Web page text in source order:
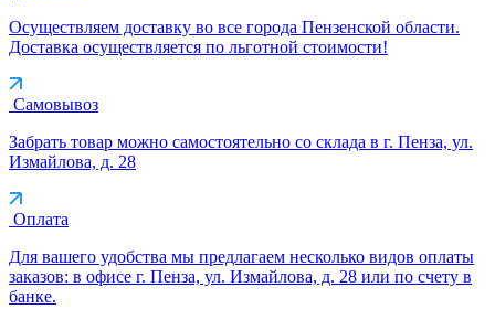
Осуществляем доставку во все города Пензенской области.
Доставка осуществляется по льготной стоимости!
Самовывоз
Забрать товар можно самостоятельно со склада в г. Пенза, ул.
Измайлова, д. 28
Оплата
Для вашего удобства мы предлагаем несколько видов оплаты
заказов: в офисе г. Пенза, ул. Измайлова, д. 28 или по счету в
банке.